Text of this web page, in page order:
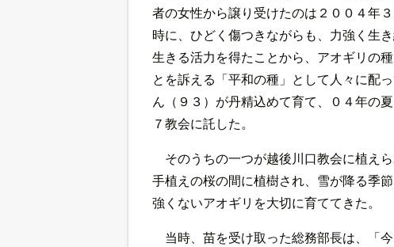
者の女性から譲り受けたのは２００４年
時に、ひどく傷つきながらも、力強く生
生きる活力を得たことから、アオギリの
とを訴える「平和の種」として人々に配
ん（９３）が丹精込めて育て、０４年の
７教会に託した。
そのうちの一つが越後川口教会に植え
手植えの桜の間に植樹され、雪が降る季
強くないアオギリを大切に育ててきた。
当時、苗を受け取った総務部長は、「